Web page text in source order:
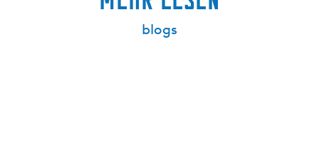
blogs